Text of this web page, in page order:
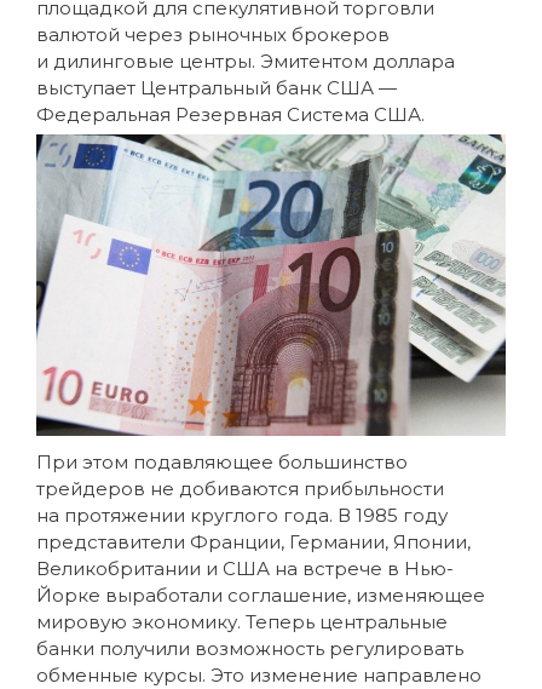
площадкой для спекулятивной торговли
валютой через рыночных брокеров
и дилинговые центры. Эмитентом доллара
выступает Центральный банк США —
Федеральная Резервная Система США.
При этом подавляющее большинство
трейдеров не добиваются прибыльности
на протяжении круглого года. В 1985 году
представители Франции, Германии, Японии,
Великобритании и США на встрече в Нью-
Йорке выработали соглашение, изменяющее
мировую экономику. Теперь центральные
банки получили возможность регулировать
обменные курсы. Это изменение направлено